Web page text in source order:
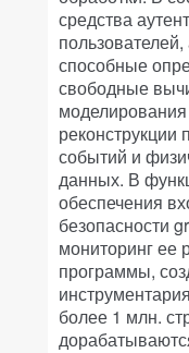
средства
способные
свободные
событий и
данных. В
обеспечения
безопасности
мониторинг ее
программы,
более 1 млн.